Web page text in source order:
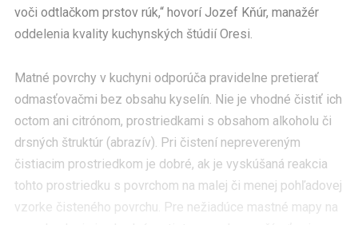
voči odtlačkom prstov rúk,“ hovorí Jozef Kňúr, manažér
oddelenia kvality kuchynských štúdií Oresi.
Matné povrchy v kuchyni odporúča pravidelne pretierať
odmasťovačmi bez obsahu kyselín. Nie je vhodné čistiť ich
octom ani citrónom, prostriedkami s obsahom alkoholu či
drsných štruktúr (abrazív). Pri čistení neprevereným
čistiacim prostriedkom je dobré, ak je vyskúšaná reakcia
tohto prostriedku s povrchom na malej či menej pohľadovej
vzorke čisteného povrchu. Pre nežiadúce mastné mapy na